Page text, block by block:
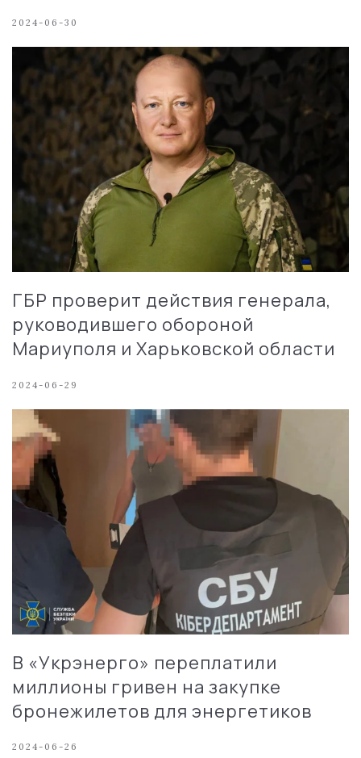
2024-06-30
ГБР проверит действия генерала,
руководившего обороной
Мариуполя и Харьковской области
2024-06-29
В «Укрэнерго» переплатили
миллионы гривен на закупке
бронежилетов для энергетиков
2024-06-26